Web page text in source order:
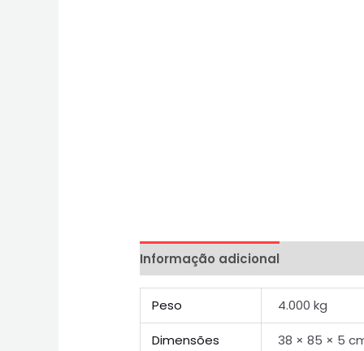
Informação adicional
Peso 4.000 kg
Dimensões 38 × 85 × 5